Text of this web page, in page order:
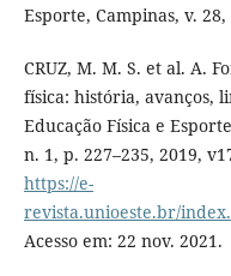
Esporte, Campinas, v.
CRUZ, M. M. S. et al. A.
física: história, avanços,
Educação Física e
n. 1, p. 227–235, 2019,
https://e-
revista.unioeste.br/
Acesso em: 22 nov. 2021.